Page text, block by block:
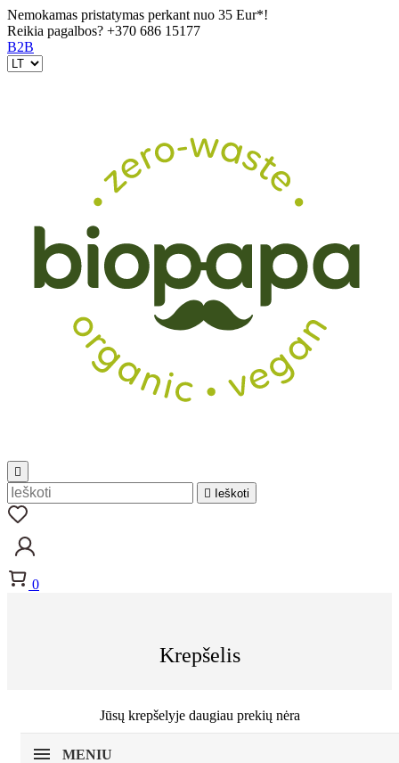
Nemokamas pristatymas perkant nuo 35 Eur*!
Reikia pagalbos? +370 686 15177
B2B


Ieškoti
0
Krepšelis
Jūsų krepšelyje daugiau prekių nėra
MENIU